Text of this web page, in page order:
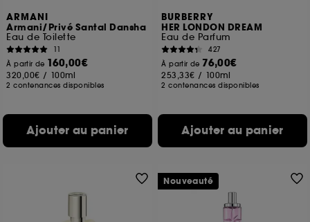
ARMANI
Armani/Privé Santal Dansha
Eau de Toilette
11
À partir de 160,00€
320,00€ / 100ml
2 contenances disponibles
Ajouter au panier
BURBERRY
HER LONDON DREAM
Eau de Parfum
427
À partir de 76,00€
253,33€ / 100ml
2 contenances disponibles
Ajouter au panier
Nouveauté